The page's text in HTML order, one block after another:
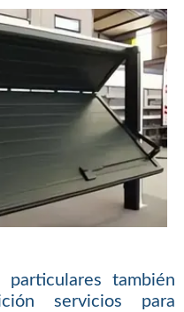
también
servicios para